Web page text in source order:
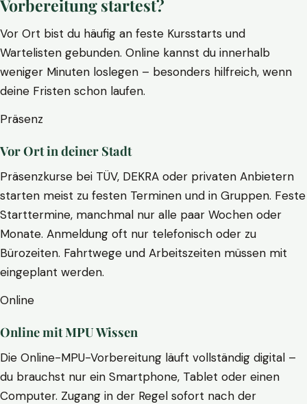
Vorbereitung startest?
Vor Ort bist du häufig an feste Kursstarts und
Wartelisten gebunden. Online kannst du innerhalb
weniger Minuten loslegen – besonders hilfreich, wenn
deine Fristen schon laufen.
Präsenz
Vor Ort in deiner Stadt
Präsenzkurse bei TÜV, DEKRA oder privaten Anbietern
starten meist zu festen Terminen und in Gruppen. Feste
Starttermine, manchmal nur alle paar Wochen oder
Monate. Anmeldung oft nur telefonisch oder zu
Bürozeiten. Fahrtwege und Arbeitszeiten müssen mit
eingeplant werden.
Online
Online mit MPU Wissen
Die Online-MPU-Vorbereitung läuft vollständig digital –
du brauchst nur ein Smartphone, Tablet oder einen
Computer. Zugang in der Regel sofort nach der